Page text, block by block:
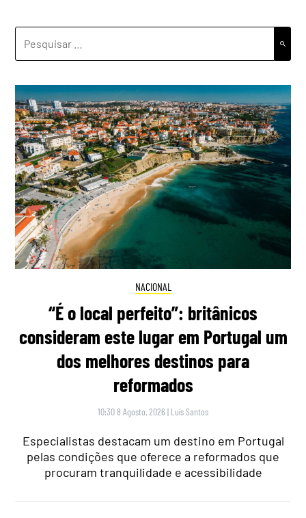
NACIONAL
“É o local perfeito”: britânicos
consideram este lugar em Portugal um
dos melhores destinos para
reformados
10:30 8 Agosto, 2026 | Luís Santos
Especialistas destacam um destino em Portugal
pelas condições que oferece a reformados que
procuram tranquilidade e acessibilidade